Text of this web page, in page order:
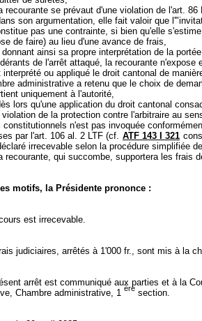
recourante se prévaut d'une violation de l'art. 86
son argumentation, elle fait valoir que
pas une contrainte, si bien qu'elle
de faire) au lieu d'une avance de frais,
donnant ainsi sa propre interprétation de la
de l'arrêt attaqué, la recourante
interprété ou appliqué le droit cantonal de
administrative a retenu que le choix de
uniquement à l'autorité,
lors qu'une application du droit cantonal
violation de la protection contre l'arbitraire au
constitutionnels n'est pas invoquée
par l'art. 106 al. 2 LTF (cf. ATF 143 I 321
irrecevable selon la procédure simplifiée
recourante, qui succombe, supportera les frais
motifs, la Présidente prononce :
est irrecevable.
judiciaires, arrêtés à 1'000 fr., sont mis à la
arrêt est communiqué aux parties et à la
Chambre administrative, 1 ère section.